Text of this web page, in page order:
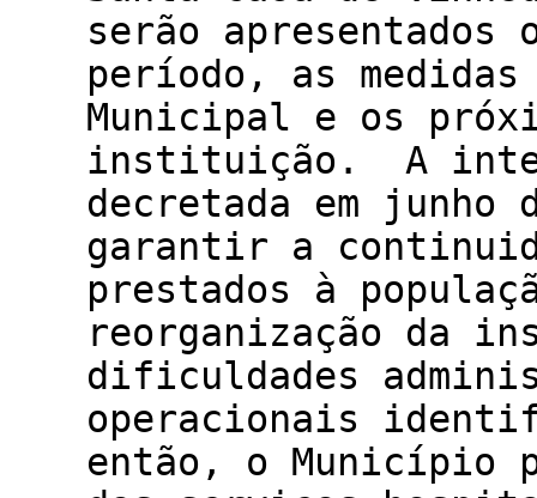
serão
período, as
Municipal e os
instituição. A
decretada em junho
garantir a
prestados à
reorganização da
dificuldades
operacionais
então, o Município